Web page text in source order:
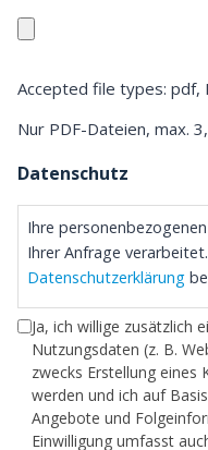
Accepted file types: pdf,
Nur PDF-Dateien, max.
Datenschutz
Ihre
Ihrer Anfrage
Datenschutzerklärung
Ja, ich willige zusätzlich
Nutzungsdaten (z. B.
zwecks Erstellung
werden und ich auf
Angebote und
Einwilligung umfasst